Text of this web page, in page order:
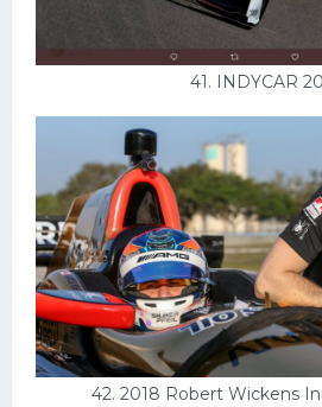
41. INDYCAR
42. 2018 Robert Wickens